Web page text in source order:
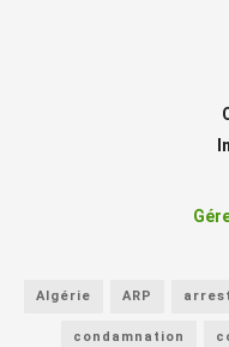
Algérie ARP
condamnation